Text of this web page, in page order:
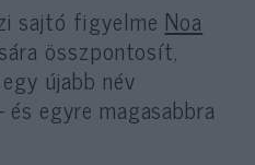
sajtó figyelme Noa
összpontosít,
újabb név
egyre magasabbra